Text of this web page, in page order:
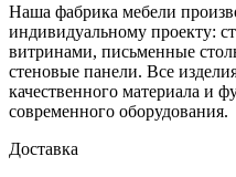
Наша фабрика мебели
индивидуальному проекту:
витринами, письменные
стеновые панели. Все
качественного материала и
современного оборудования.
Доставка